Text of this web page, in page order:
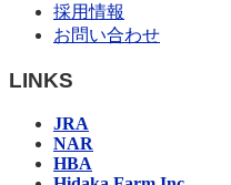
採用情報
お問い合わせ
LINKS
JRA
NAR
HBA